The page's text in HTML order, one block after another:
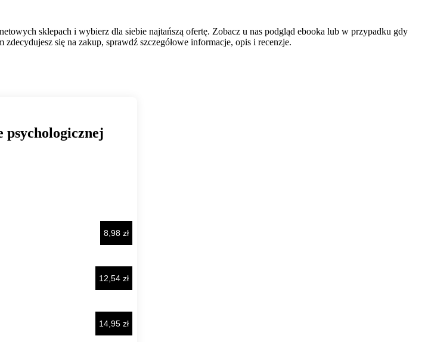
sklepach i wybierz dla siebie najtańszą ofertę. Zobacz u nas podgląd ebooka lub w przypadku gdy
się na zakup, sprawdź szczegółowe informacje, opis i recenzje.